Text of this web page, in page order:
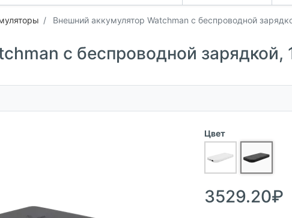
Внешний аккумулятор Watchman с беспроводной
с беспроводной
Цвет
3529.20₽